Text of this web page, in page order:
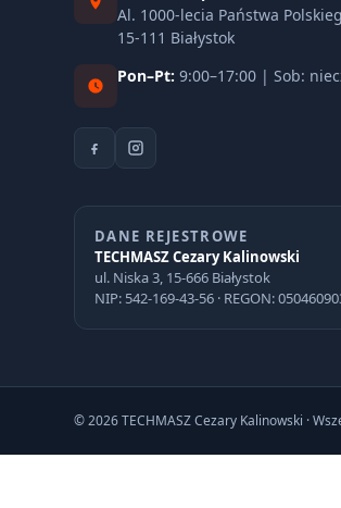
Al. 1000-lecia Państwa
15-111 Białystok
Pon–Pt: 9:00–17:00 | Sob:
DANE REJESTROWE
TECHMASZ Cezary Kalinowski
ul. Niska 3, 15-666 Białystok
NIP: 542-169-43-56 · REGON:
© 2026 TECHMASZ Cezary Kalinowski ·